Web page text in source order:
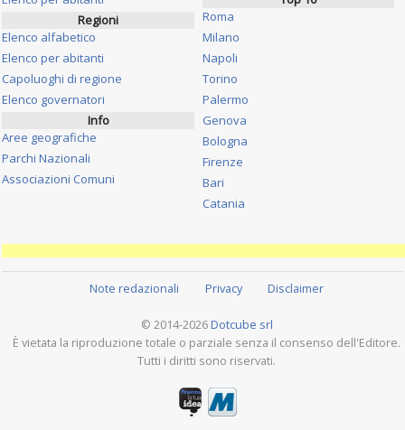
Regioni
Elenco alfabetico
Elenco per abitanti
Capoluoghi di regione
Elenco governatori
Info
Aree geografiche
Parchi Nazionali
Associazioni Comuni
Roma
Milano
Napoli
Torino
Palermo
Genova
Bologna
Firenze
Bari
Catania
Note redazionali Privacy Disclaimer
© 2014-2026 Dotcube srl
È vietata la riproduzione totale o parziale senza il consenso dell'Editore.
Tutti i diritti sono riservati.